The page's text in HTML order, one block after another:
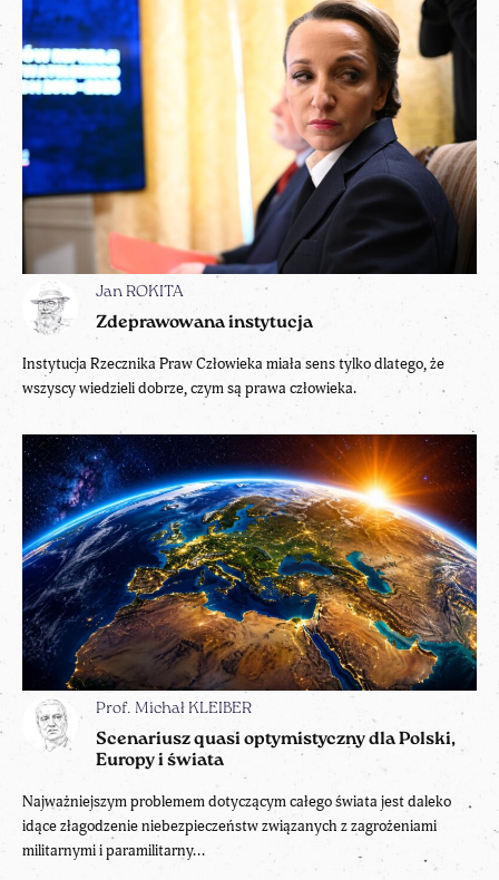
Jan ROKITA
Zdeprawowana instytucja
Instytucja Rzecznika Praw Człowieka miała sens tylko dlatego, że
wszyscy wiedzieli dobrze, czym są prawa człowieka.
Prof. Michał KLEIBER
Scenariusz quasi optymistyczny dla Polski,
Europy i świata
Najważniejszym problemem dotyczącym całego świata jest daleko
idące złagodzenie niebezpieczeństw związanych z zagrożeniami
militarnymi i paramilitarny...